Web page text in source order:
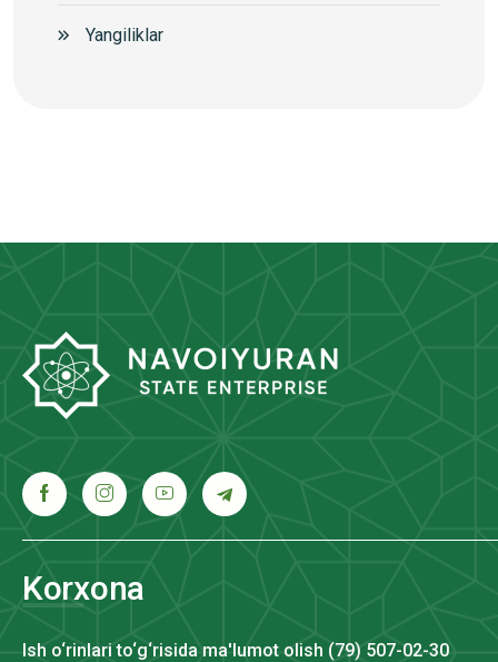
Yangiliklar
Korxona
Ish o‘rinlari to‘g‘risida ma'lumot olish (79) 507-02-30